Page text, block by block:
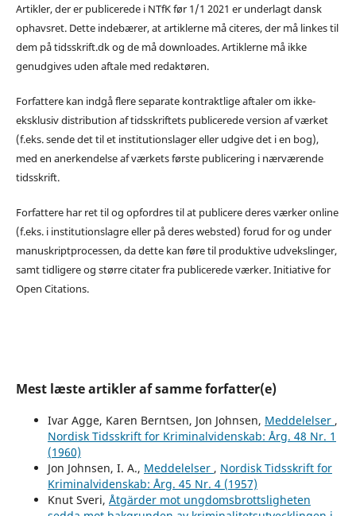
Artikler, der er publicerede i NTfK før 1/1 2021 er underlagt dansk
ophavsret. Dette indebærer, at artiklerne må citeres, der må linkes til
dem på tidsskrift.dk og de må downloades. Artiklerne må ikke
genudgives uden aftale med redaktøren.
Forfattere kan indgå flere separate kontraktlige aftaler om ikke-
eksklusiv distribution af tidsskriftets publicerede version af værket
(f.eks. sende det til et institutionslager eller udgive det i en bog),
med en anerkendelse af værkets første publicering i nærværende
tidsskrift.
Forfattere har ret til og opfordres til at publicere deres værker online
(f.eks. i institutionslagre eller på deres websted) forud for og under
manuskriptprocessen, da dette kan føre til produktive udvekslinger,
samt tidligere og større citater fra publicerede værker. Initiative for
Open Citations.
Mest læste artikler af samme forfatter(e)
Ivar Agge, Karen Berntsen, Jon Johnsen, Meddelelser ,
Nordisk Tidsskrift for Kriminalvidenskab: Årg. 48 Nr. 1
(1960)
Jon Johnsen, I. A., Meddelelser , Nordisk Tidsskrift for
Kriminalvidenskab: Årg. 45 Nr. 4 (1957)
Knut Sveri, Åtgärder mot ungdomsbrottsligheten